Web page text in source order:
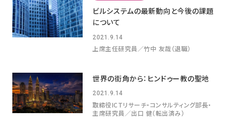
ビルシステムの最新動向と今後の課題
について
2021.9.14
上席主任研究員／竹中 友哉（退職）
世界の街角から：ヒンドゥー教の聖地
2021.9.14
取締役ICTリサーチ・コンサルティング部長・
主席研究員／出口 健（転出済み）